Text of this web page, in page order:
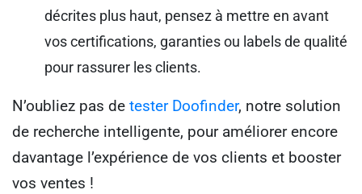
décrites plus haut, pensez à mettre en avant
vos certifications, garanties ou labels de qualité
pour rassurer les clients.
N’oubliez pas de tester Doofinder, notre solution
de recherche intelligente, pour améliorer encore
davantage l’expérience de vos clients et booster
vos ventes !